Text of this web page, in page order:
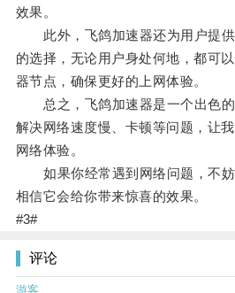
效果。
此外，飞鸽加速器还为用户提供
的选择，无论用户身处何地，都可
器节点，确保更好的上网体验。
总之，飞鸽加速器是一个出色的
解决网络速度慢、卡顿等问题，让
网络体验。
如果你经常遇到网络问题，不妨
相信它会给你带来惊喜的效果。
#3#
评论
游客